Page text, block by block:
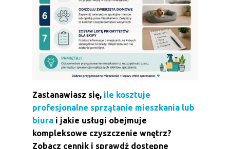
Zastanawiasz się, ile kosztuje
profesjonalne sprzątanie mieszkania lub
biurai jakie usługi obejmuje
kompleksowe czyszczenie wnętrz?
Zobacz cennik i sprawdź dostępne